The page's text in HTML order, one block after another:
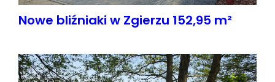
Nowe bliźniaki w Zgierzu 152,95 m²